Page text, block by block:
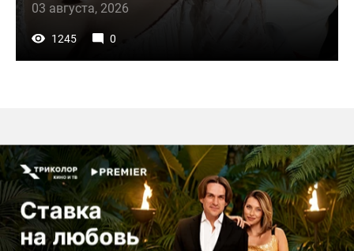
03 августа, 2026
1245 0